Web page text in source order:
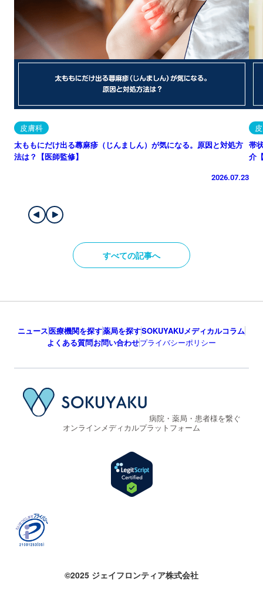
皮膚科
太ももにだけ出る蕁麻疹（じんましん）が気になる。原因と対処方
法は？【医師監修】
2026.07.23
帯
介
すべての記事へ
ニュース医療機関を探す薬局を探すSOKUYAKUメディカルコラム
よくある質問お問い合わせプライバシーポリシー
病院・薬局・患者様を繋ぐ
オンラインメディカルプラットフォーム
©2025 ジェイフロンティア株式会社